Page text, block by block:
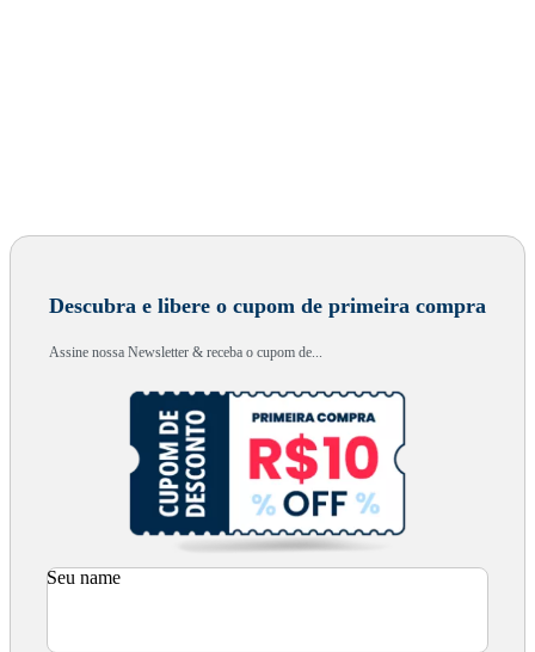
Descubra e libere o cupom de primeira compra
Assine nossa Newsletter & receba o cupom de...
Seu name